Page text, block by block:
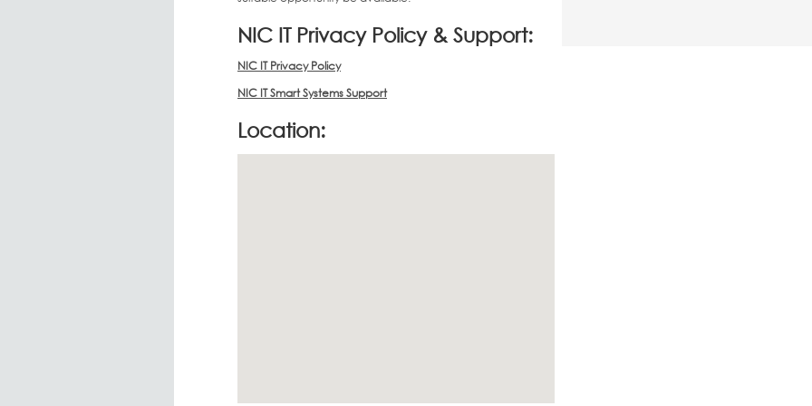
NIC IT Privacy Policy & Support:
NIC IT Privacy Policy
NIC IT Smart Systems Support
Location: